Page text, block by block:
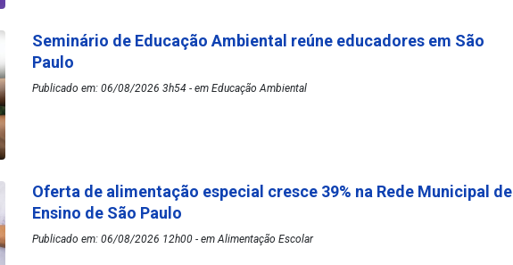
Seminário de Educação Ambiental reúne educadores em São
Paulo
Publicado em: 06/08/2026 3h54 - em Educação Ambiental
Oferta de alimentação especial cresce 39% na Rede Municipal de
Ensino de São Paulo
Publicado em: 06/08/2026 12h00 - em Alimentação Escolar